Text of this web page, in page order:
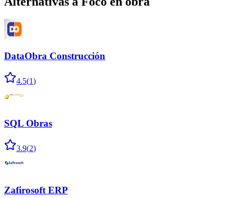
DataObra Construcción
4.5(1)
SQL Obras
3.9(2)
Zafirosoft ERP